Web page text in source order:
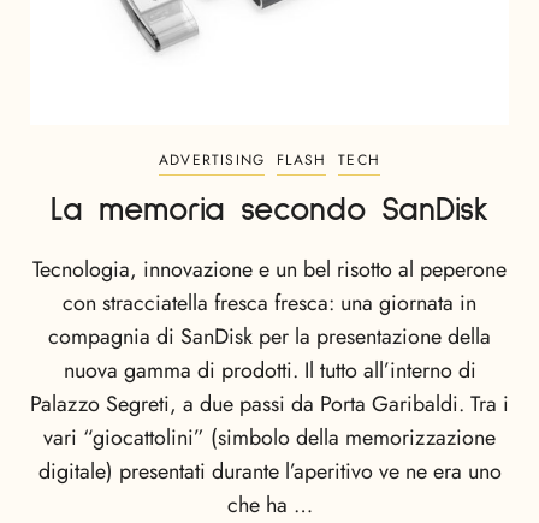
ADVERTISING FLASH TECH
La memoria secondo SanDisk
Tecnologia, innovazione e un bel risotto al peperone
con stracciatella fresca fresca: una giornata in
compagnia di SanDisk per la presentazione della
nuova gamma di prodotti. Il tutto all’interno di
Palazzo Segreti, a due passi da Porta Garibaldi. Tra i
vari “giocattolini” (simbolo della memorizzazione
digitale) presentati durante l’aperitivo ve ne era uno
che ha …